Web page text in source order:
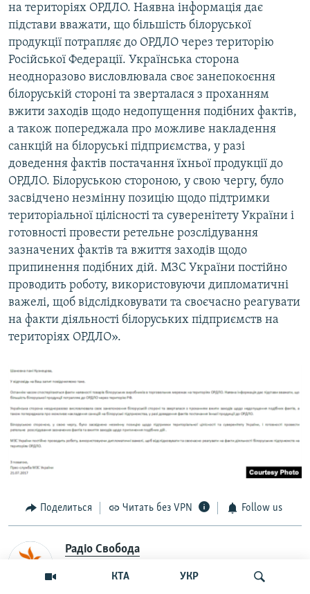
КТА УКР
на територіях ОРДЛО. Наявна інформація дає
підстави вважати, що більшість білоруської
продукції потрапляє до ОРДЛО через територію
Російської Федерації. Українська сторона
неодноразово висловлювала своє занепокоєння
білоруській стороні та зверталася з проханням
вжити заходів щодо недопущення подібних фактів,
а також попереджала про можливе накладення
санкцій на білоруські підприємства, у разі
доведення фактів постачання їхньої продукції до
ОРДЛО. Білоруською стороною, у свою чергу, було
засвідчено незмінну позицію щодо підтримки
територіальної цілісності та суверенітету України і
готовності провести ретельне розслідування
зазначених фактів та вжиття заходів щодо
припинення подібних дій. МЗС України постійно
проводить роботу, використовуючи дипломатичні
важелі, щоб відслідковувати та своєчасно реагувати
на факти діяльності білоруських підприємств на
територіях ОРДЛО».
Поделиться Читать без VPN Follow us
Радіо Свобода
Оригинал публикации – на сайте
Радіо